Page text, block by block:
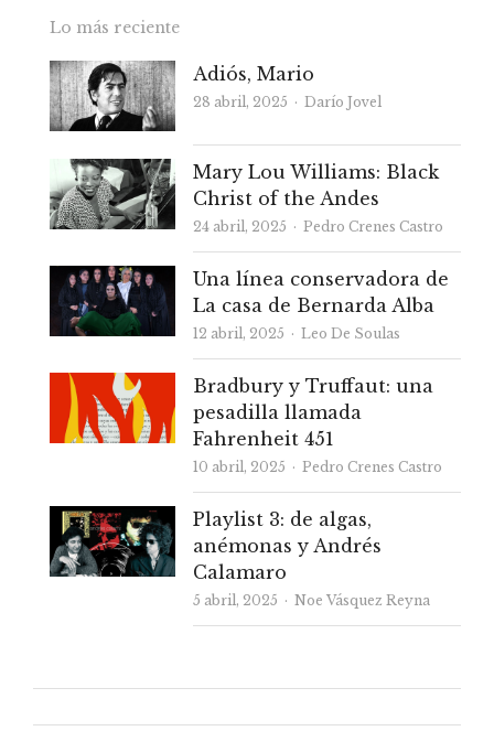
Lo más reciente
Adiós, Mario
28 abril, 2025 Autor
Darío Jovel
Mary Lou Williams: Black
Christ of the Andes
24 abril, 2025 Autor
Pedro Crenes Castro
Una línea conservadora de
La casa de Bernarda Alba
12 abril, 2025 Autor
Leo De Soulas
Bradbury y Truffaut: una
pesadilla llamada
Fahrenheit 451
10 abril, 2025 Autor
Pedro Crenes Castro
Playlist 3: de algas,
anémonas y Andrés
Calamaro
5 abril, 2025 Autor
Noe Vásquez Reyna